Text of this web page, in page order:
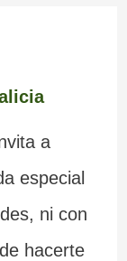
a
especial
ni con
hacerte